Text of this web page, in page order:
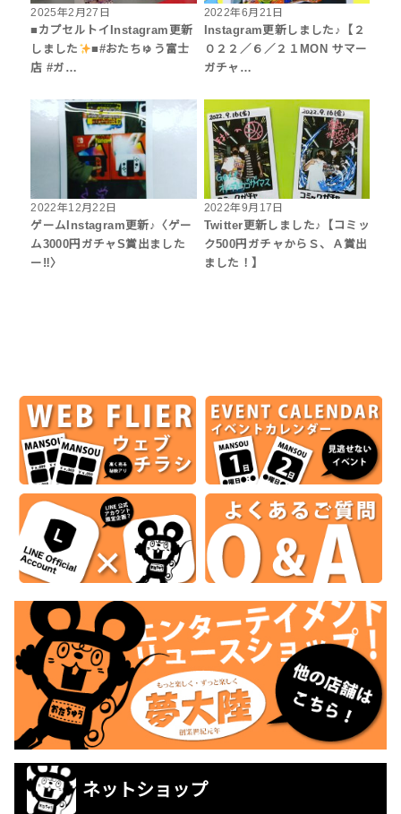
2025年2月27日
■カプセルトイInstagram更新
しました
■#おたちゅう富士
店 #ガ…
2022年6月21日
Instagram更新しました♪【２
０２２／６／２１MON サマー
ガチャ…
2022年12月22日
ゲームInstagram更新♪〈ゲー
ム3000円ガチャS賞出ました
ー‼︎〉
2022年9月17日
Twitter更新しました♪【コミッ
ク500円ガチャからＳ、Ａ賞出
ました！】
ネットショップ